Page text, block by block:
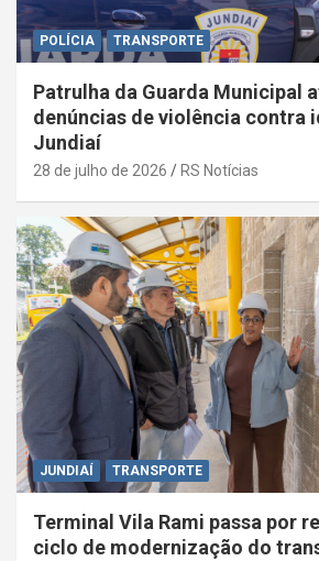
POLÍCIA TRANSPORTE
Patrulha da Guarda Municipal
denúncias de violência contra
Jundiaí
28 de julho de 2026 RS Notícias
JUNDIAÍ TRANSPORTE
Terminal Vila Rami passa por
ciclo de modernização do